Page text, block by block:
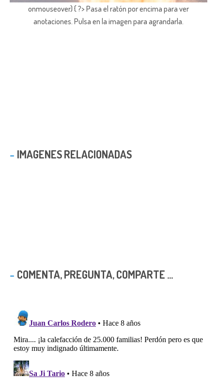
onmouseover) { ?> Pasa el ratón por encima para ver
anotaciones. Pulsa en la imagen para agrandarla.
IMAGENES RELACIONADAS
COMENTA, PREGUNTA, COMPARTE ...